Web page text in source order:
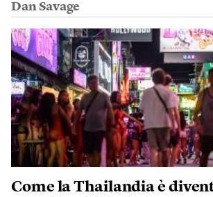
Dan Savage
Come la Thailandia è